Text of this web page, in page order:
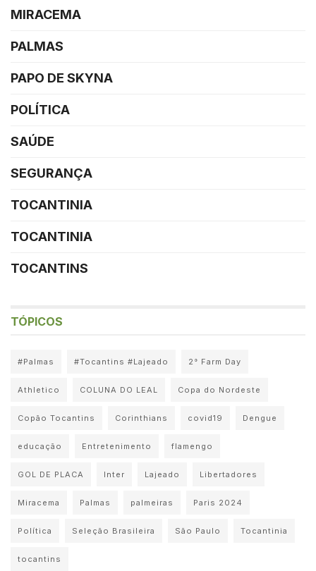
MIRACEMA
PALMAS
PAPO DE SKYNA
POLÍTICA
SAÚDE
SEGURANÇA
TOCANTINIA
TOCANTINIA
TOCANTINS
TÓPICOS
#Palmas #Tocantins #Lajeado 2° Farm Day
Athletico COLUNA DO LEAL Copa do Nordeste
Copão Tocantins Corinthians covid19 Dengue
educação Entretenimento flamengo
GOL DE PLACA Inter Lajeado Libertadores
Miracema Palmas palmeiras Paris 2024
Política Seleção Brasileira São Paulo Tocantinia
tocantins